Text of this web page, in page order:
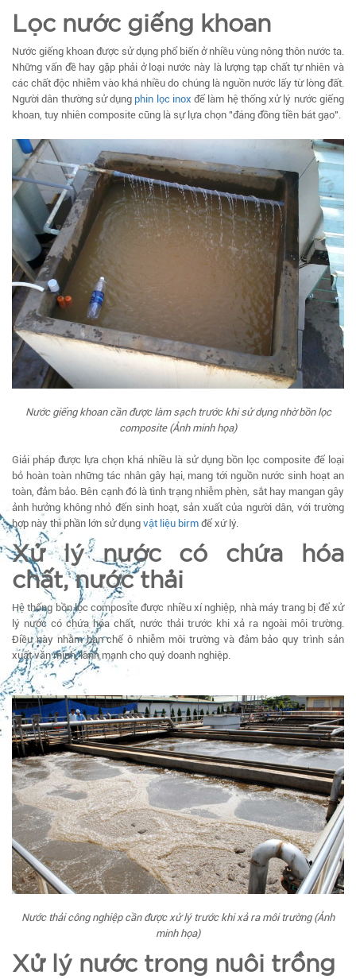
Lọc nước giếng khoan
Nước giếng khoan được sử dụng phổ biến ở nhiều vùng nông thôn nước ta.
Những vấn đề hay gặp phải ở loại nước này là lượng tạp chất tự nhiên và
các chất độc nhiễm vào khá nhiều do chúng là nguồn nước lấy từ lòng đất.
Người dân thường sử dụng phin lọc inox để làm hệ thống xử lý nước giếng
khoan, tuy nhiên composite cũng là sự lựa chọn "đáng đồng tiền bát gạo".
Nước giếng khoan cần được làm sạch trước khi sử dụng nhờ bồn lọc
composite (Ảnh minh họa)
Giải pháp được lựa chọn khá nhiều là sử dụng bồn lọc composite để loại
bỏ hoàn toàn những tác nhân gây hại, mang tới nguồn nước sinh hoạt an
toàn, đảm bảo. Bên cạnh đó là tình trạng nhiễm phèn, sắt hay mangan gây
ảnh hưởng không nhỏ đến sinh hoạt, sản xuất của người dân, với trường
hợp này thì phần lớn sử dụng vật liệu birm để xứ lý.
Xử lý nước có chứa hóa
chất, nước thải
Hệ thống bồn lọc composite được nhiều xí nghiệp, nhà máy trang bị để xử
lý nước có chứa hóa chất, nước thải trước khi xả ra ngoài môi trường.
Điều này nhằm hạn chế ô nhiễm môi trường và đảm bảo quy trình sản
xuất văn minh, lành mạnh cho quý doanh nghiệp.
Nước thải công nghiệp cần được xử lý trước khi xả ra môi trường (Ảnh
minh họa)
Xử lý nước trong nuôi trồng